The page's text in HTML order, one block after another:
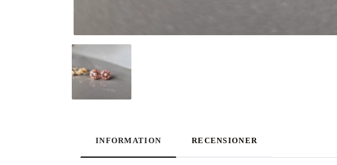
INFORMATION RECENSIONER